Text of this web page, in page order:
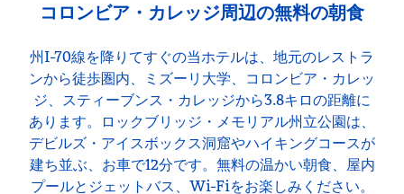
コロンビア・カレッジ周辺の無料の朝食
州I-70線を降りてすぐの当ホテルは、地元のレストラ
ンから徒歩圏内、ミズーリ大学、コロンビア・カレッ
ジ、スティーブンス・カレッジから3.8キロの距離に
あります。ロックブリッジ・メモリアル州立公園は、
デビルズ・アイスボックス洞窟やハイキングコースが
建ち並ぶ、お車で12分です。無料の温かい朝食、屋内
プールとジェットバス、Wi-Fiをお楽しみください。